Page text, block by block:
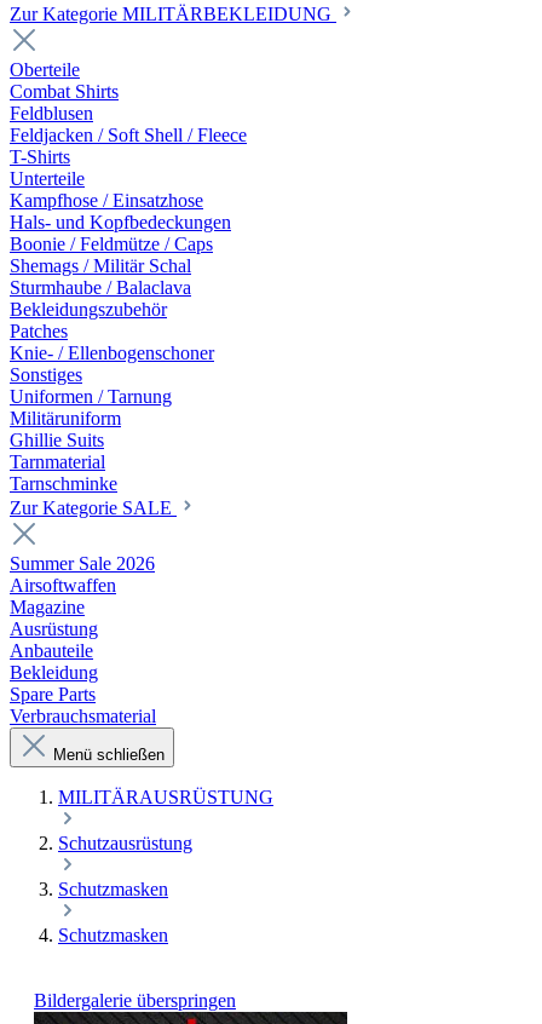
Zur Kategorie MILITÄRBEKLEIDUNG
Oberteile
Combat Shirts
Feldblusen
Feldjacken / Soft Shell / Fleece
T-Shirts
Unterteile
Kampfhose / Einsatzhose
Hals- und Kopfbedeckungen
Boonie / Feldmütze / Caps
Shemags / Militär Schal
Sturmhaube / Balaclava
Bekleidungszubehör
Patches
Knie- / Ellenbogenschoner
Sonstiges
Uniformen / Tarnung
Militäruniform
Ghillie Suits
Tarnmaterial
Tarnschminke
Zur Kategorie SALE
Summer Sale 2026
Airsoftwaffen
Magazine
Ausrüstung
Anbauteile
Bekleidung
Spare Parts
Verbrauchsmaterial
Menü schließen
MILITÄRAUSRÜSTUNG
Schutzausrüstung
Schutzmasken
Schutzmasken
Bildergalerie überspringen